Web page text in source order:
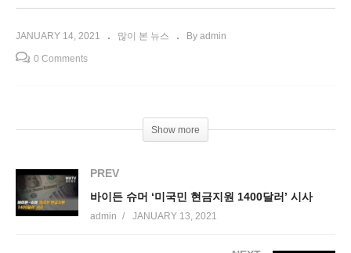
JANUARY 14, 2021 많이 본 뉴스 By admin
0 Comments
Show more
PREV
바이든 슈머 ‘미국민 현금지원 1400달러’ 시사
admin JANUARY 13, 2021